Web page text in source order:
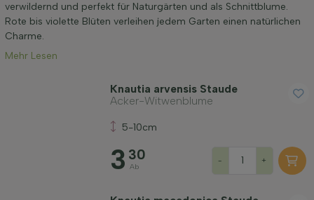
Maximale Höhe (cm)
Standort
verwildernd und perfekt für Naturgärten und als Schnittblume.
Rote bis violette Blüten verleihen jedem Garten einen natürlichen
Charme.
Mehr Lesen
Knautia arvensis Staude
Acker-Witwenblume
5-10cm
3 30
Ab
- +